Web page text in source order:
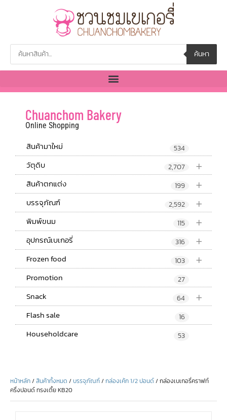
ค้นหา
Chuanchom Bakery
Online Shopping
สินค้ามาใหม่ 534
+
วัตุดิบ 2,707
+
สินค้าตกแต่ง 199
+
บรรจุภัณฑ์ 2,592
+
พิมพ์ขนม 115
+
อุปกรณ์เบเกอรี่ 316
+
Frozen food 103
Promotion 27
+
Snack 64
Flash sale 16
Householdcare 53
หน้าหลัก/สินค้าทั้งหมด /บรรจุภัณฑ์/กล่องเค้ก 1/2 ปอนด์/ กล่องเบเกอรี่คราฟท์
ครึ่งปอนด์ ทรงเตี้ย KB20